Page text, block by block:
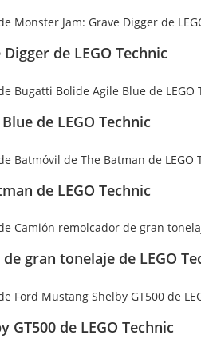
de LEGO Technic
de LEGO Technic
de LEGO Technic
gran tonelaje de LEGO
GT500 de LEGO Technic